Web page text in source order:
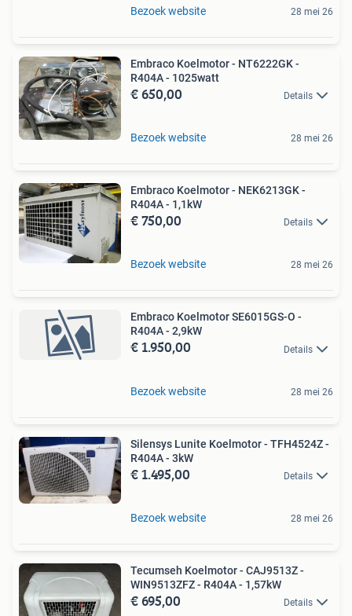
Bezoek website 28 mei 26
Embraco Koelmotor - NT6222GK -
R404A - 1025watt
€ 650,00 Details
Bezoek website 28 mei 26
Embraco Koelmotor - NEK6213GK -
R404A - 1,1kW
€ 750,00 Details
Bezoek website 28 mei 26
Embraco Koelmotor SE6015GS-O -
R404A - 2,9kW
€ 1.950,00 Details
Bezoek website 28 mei 26
Silensys Lunite Koelmotor - TFH4524Z -
R404A - 3kW
€ 1.495,00 Details
Bezoek website 28 mei 26
Tecumseh Koelmotor - CAJ9513Z -
WIN9513ZFZ - R404A - 1,57kW
€ 695,00 Details